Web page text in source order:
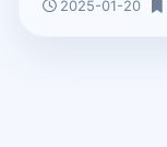
2025-01-20